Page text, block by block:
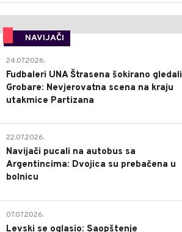
NAVIJAČI
24.07.2026.
Fudbaleri UNA Štrasena šokirano gledali
Grobare: Nevjerovatna scena na kraju
utakmice Partizana
22.07.2026.
Navijači pucali na autobus sa
Argentincima: Dvojica su prebačena u
bolnicu
07.07.2026.
Levski se oglasio: Saopštenje